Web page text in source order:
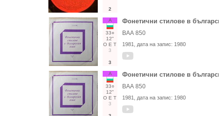
2
А
33○
12"
О Е Т
3
3
Фонетични стилове в
ВАА 850
1981 , дата на запис: 1980
А
33○
12"
О Е Т
3
Фонетични стилове в
ВАА 850
1981 , дата на запис: 1980